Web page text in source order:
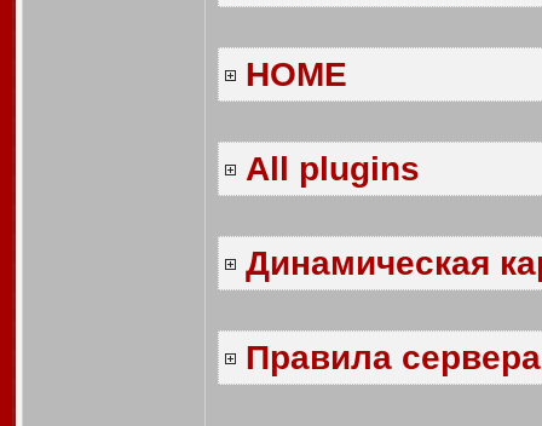
HOME
All plugins
Динамическая
Правила сервера